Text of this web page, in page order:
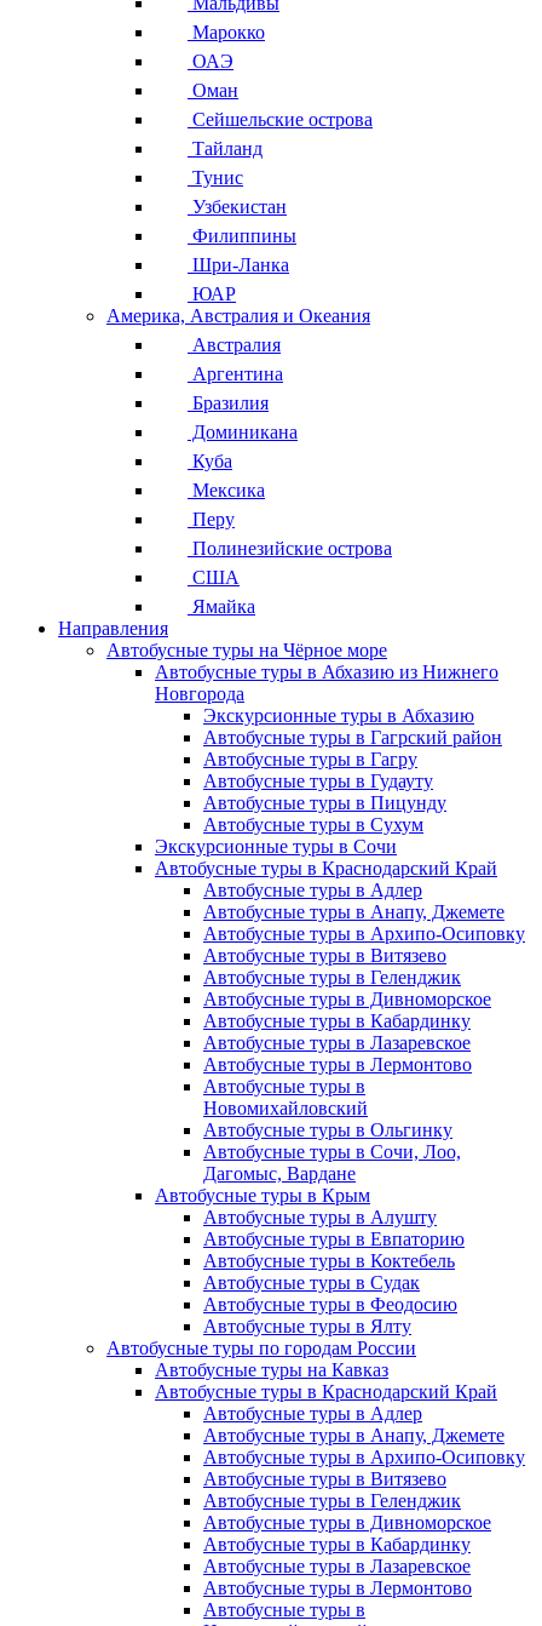
Марокко
ОАЭ
Оман
Сейшельские острова
Тайланд
Тунис
Узбекистан
Филиппины
Шри-Ланка
ЮАР
Америка, Австралия и Океания
Австралия
Аргентина
Бразилия
Доминикана
Куба
Мексика
Перу
Полинезийские острова
США
Ямайка
Направления
Автобусные туры на Чёрное море
Автобусные туры в Абхазию из Нижнего
Новгорода
Экскурсионные туры в Абхазию
Автобусные туры в Гагрский район
Автобусные туры в Гагру
Автобусные туры в Гудауту
Автобусные туры в Пицунду
Автобусные туры в Сухум
Экскурсионные туры в Сочи
Автобусные туры в Краснодарский Край
Автобусные туры в Адлер
Автобусные туры в Анапу, Джемете
Автобусные туры в Архипо-Осиповку
Автобусные туры в Витязево
Автобусные туры в Геленджик
Автобусные туры в Дивноморское
Автобусные туры в Кабардинку
Автобусные туры в Лазаревское
Автобусные туры в Лермонтово
Автобусные туры в
Новомихайловский
Автобусные туры в Ольгинку
Автобусные туры в Сочи, Лоо,
Дагомыс, Вардане
Автобусные туры в Крым
Автобусные туры в Алушту
Автобусные туры в Евпаторию
Автобусные туры в Коктебель
Автобусные туры в Судак
Автобусные туры в Феодосию
Автобусные туры в Ялту
Автобусные туры по городам России
Автобусные туры на Кавказ
Автобусные туры в Краснодарский Край
Автобусные туры в Адлер
Автобусные туры в Анапу, Джемете
Автобусные туры в Архипо-Осиповку
Автобусные туры в Витязево
Автобусные туры в Геленджик
Автобусные туры в Дивноморское
Автобусные туры в Кабардинку
Автобусные туры в Лазаревское
Автобусные туры в Лермонтово
Автобусные туры в